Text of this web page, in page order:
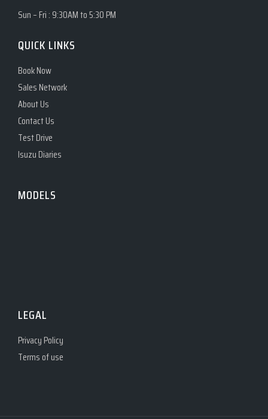
Sun – Fri : 9:30AM to 5:30 PM
QUICK LINKS
Book Now
Sales Network
About Us
Contact Us
Test Drive
Isuzu Diaries
MODELS
LEGAL
Privacy Policy
Terms of use